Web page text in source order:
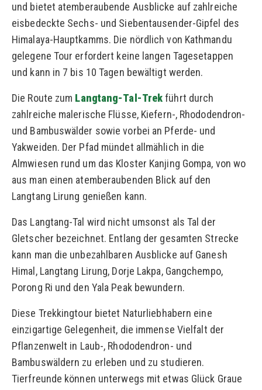
und bietet atemberaubende Ausblicke auf zahlreiche
eisbedeckte Sechs- und Siebentausender-Gipfel des
Himalaya-Hauptkamms. Die nördlich von Kathmandu
gelegene Tour erfordert keine langen Tagesetappen
und kann in 7 bis 10 Tagen bewältigt werden.
Die Route zum Langtang-Tal-Trekführt durch
zahlreiche malerische Flüsse, Kiefern-, Rhododendron-
und Bambuswälder sowie vorbei an Pferde- und
Yakweiden. Der Pfad mündet allmählich in die
Almwiesen rund um das Kloster Kanjing Gompa, von wo
aus man einen atemberaubenden Blick auf den
Langtang Lirung genießen kann.
Das Langtang-Tal wird nicht umsonst als Tal der
Gletscher bezeichnet. Entlang der gesamten Strecke
kann man die unbezahlbaren Ausblicke auf Ganesh
Himal, Langtang Lirung, Dorje Lakpa, Gangchempo,
Porong Ri und den Yala Peak bewundern.
Diese Trekkingtour bietet Naturliebhabern eine
einzigartige Gelegenheit, die immense Vielfalt der
Pflanzenwelt in Laub-, Rhododendron- und
Bambuswäldern zu erleben und zu studieren.
Tierfreunde können unterwegs mit etwas Glück Graue